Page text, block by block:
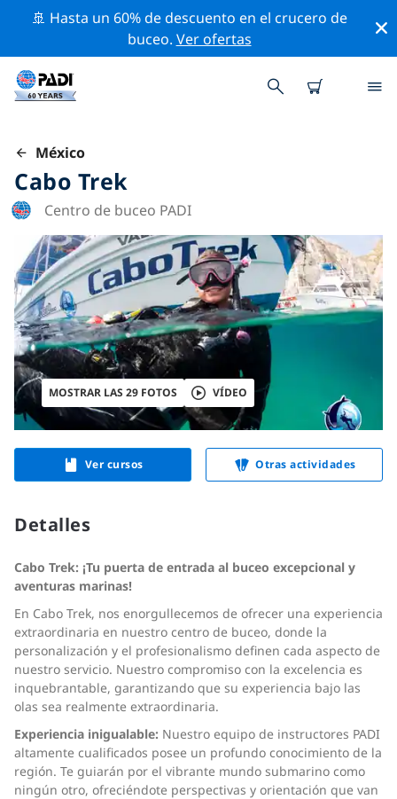
🚢 Hasta un 60% de descuento en el crucero de
buceo. Ver ofertas
México
Cabo Trek
Centro de buceo PADI
MOSTRAR LAS 29 FOTOS VÍDEO
Ver cursos Otras actividades
Detalles
Cabo Trek: ¡Tu puerta de entrada al buceo excepcional y
aventuras marinas!
En Cabo Trek, nos enorgullecemos de ofrecer una experiencia
extraordinaria en nuestro centro de buceo, donde la
personalización y el profesionalismo definen cada aspecto de
nuestro servicio. Nuestro compromiso con la excelencia es
inquebrantable, garantizando que su experiencia bajo las
olas sea realmente extraordinaria.
Experiencia inigualable: Nuestro equipo de instructores PADI
altamente cualificados posee un profundo conocimiento de la
región. Te guiarán por el vibrante mundo submarino como
ningún otro, ofreciéndote perspectivas y orientación que van